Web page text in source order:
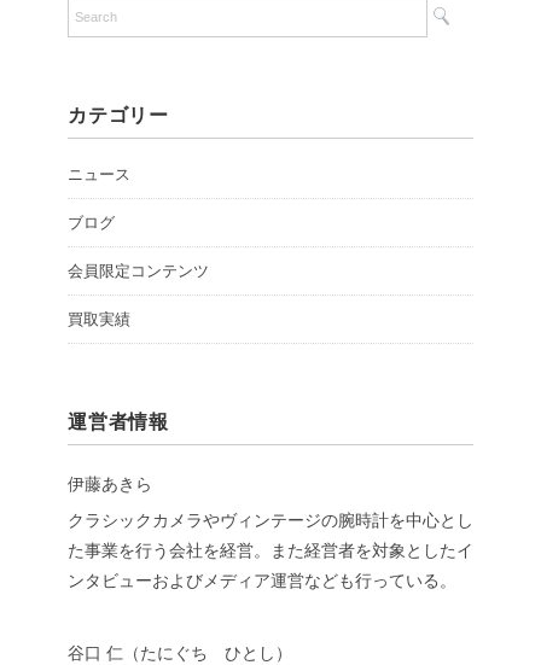
カテゴリー
ニュース
ブログ
会員限定コンテンツ
買取実績
運営者情報
伊藤あきら
クラシックカメラやヴィンテージの腕時計を中心とし
た事業を行う会社を経営。また経営者を対象としたイ
ンタビューおよびメディア運営なども行っている。
谷口 仁（たにぐち ひとし）